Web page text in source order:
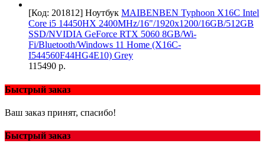
[Код: 201812] Ноутбук MAIBENBEN Typhoon X16C Intel
Core i5 14450HX 2400MHz/16"/1920x1200/16GB/512GB
SSD/NVIDIA GeForce RTX 5060 8GB/Wi-
Fi/Bluetooth/Windows 11 Home (X16C-
I544560F44HG4E10) Grey
115490 р.
Быстрый заказ
Ваш заказ принят, спасибо!
Быстрый заказ